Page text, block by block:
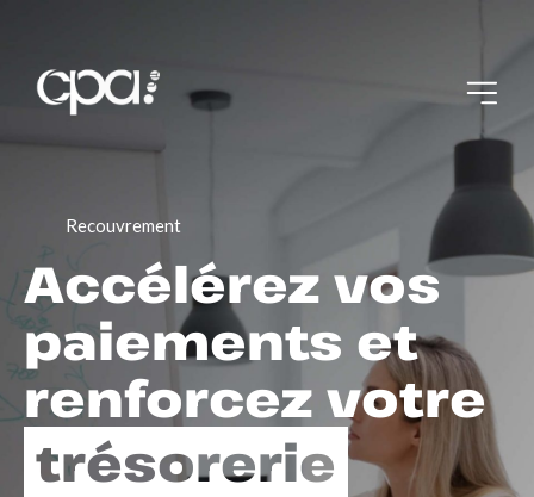
Recouvrement
Accélérez vos
paiements et
renforcez votre
trésorerie